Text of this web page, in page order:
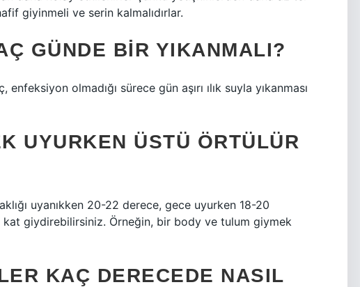
giyinmeli ve serin kalmalıdırlar.
GÜNDE BIR YIKANMALI?
olmadığı sürece gün aşırı ılık suyla yıkanması
UYURKEN ÜSTÜ ÖRTÜLÜR
uyanıkken 20-22 derece, gece uyurken 18-20
kat giydirebilirsiniz. Örneğin, bir body ve tulum giymek
KAÇ DERECEDE NASIL